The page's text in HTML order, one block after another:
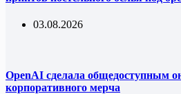
03.08.2026
OpenAI сделала общедоступным
корпоративного мерча